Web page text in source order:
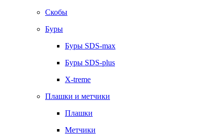
Скобы
Буры
Буры SDS-max
Буры SDS-plus
X-treme
Плашки и метчики
Плашки
Метчики